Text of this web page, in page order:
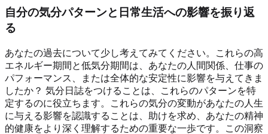
自分の気分パターンと日常生活への影響を振り返
る
あなたの過去について少し考えてみてください。これらの高
エネルギー期間と低気分期間は、あなたの人間関係、仕事の
パフォーマンス、または全体的な安定性に影響を与えてきま
したか？ 気分日誌をつけることは、これらのパターンを特
定するのに役立ちます。これらの気分の変動があなたの人生
に与える影響を認識することは、助けを求め、あなたの精神
的健康をより深く理解するための重要な一歩です。この洞察